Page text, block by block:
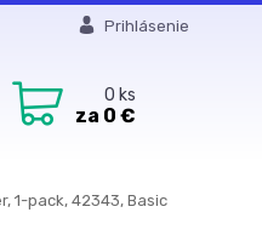
Prihlásenie
0 ks
za 0 €
1-pack, 42343, Basic